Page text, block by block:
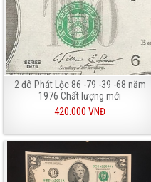
2 đô Phát Lộc 86 -79 -39 -68 năm
1976 Chất lượng mới
420.000 VNĐ